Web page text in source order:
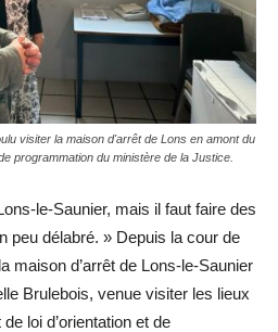
visiter la maison d'arrêt de Lons en amont du
programmation du ministère de la Justice.
le-Saunier, mais il faut faire des
peu délabré. » Depuis la cour de
maison d’arrêt de Lons-le-Saunier
Brulebois, venue visiter les lieux
loi d’orientation et de